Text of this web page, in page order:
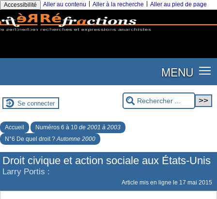
Accessibilité Aller au contenu Aller à la recherche Aller au pied de page
MENU
Se connecter
Accueil Numéros 6 à 10 de 2001 à 2003
N°6 De quel droit ?Automne 2000
Droit civique et action sociale aux États-Unis
Larry Portis :
Article mis en ligne le 17 mai 2015